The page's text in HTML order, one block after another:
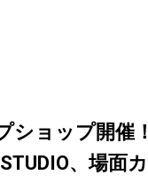
ショップ開催
、場面